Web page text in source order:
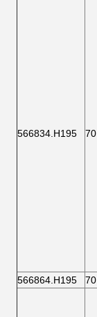
566834.H195 70
566864.H195 70